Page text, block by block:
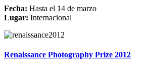
Fecha: Hasta el 14 de marzo
Lugar: Internacional
Renaissance Photography Prize 2012